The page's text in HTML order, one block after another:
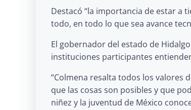
Destacó “la importancia de estar a
todo, en todo lo que sea avance
El gobernador del estado de
instituciones participantes
“Colmena resalta todos los valores
que las cosas son posibles y que
niñez y la juventud de México